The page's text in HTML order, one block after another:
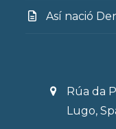
Así nació
Rúa da
Lugo,